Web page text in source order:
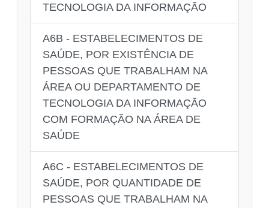
TECNOLOGIA DA INFORMAÇÃO
A6B - ESTABELECIMENTOS DE
SAÚDE, POR EXISTÊNCIA DE
PESSOAS QUE TRABALHAM NA
ÁREA OU DEPARTAMENTO DE
TECNOLOGIA DA INFORMAÇÃO
COM FORMAÇÃO NA ÁREA DE
SAÚDE
A6C - ESTABELECIMENTOS DE
SAÚDE, POR QUANTIDADE DE
PESSOAS QUE TRABALHAM NA